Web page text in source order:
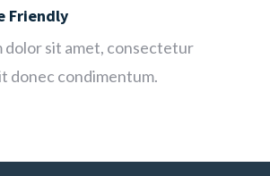
Friendly
dolor sit amet, consectetur
donec condimentum.